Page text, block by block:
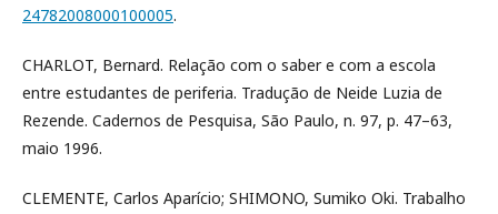
24782008000100005.
CHARLOT, Bernard. Relação com o saber e com a escola
entre estudantes de periferia. Tradução de Neide Luzia de
Rezende. Cadernos de Pesquisa, São Paulo, n. 97, p. 47–63,
maio 1996.
CLEMENTE, Carlos Aparício; SHIMONO, Sumiko Oki. Trabalho